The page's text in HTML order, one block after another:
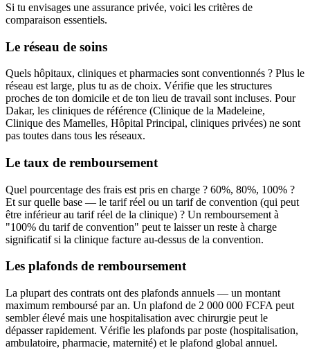
Si tu envisages une assurance privée, voici les critères de
comparaison essentiels.
Le réseau de soins
Quels hôpitaux, cliniques et pharmacies sont conventionnés ? Plus le
réseau est large, plus tu as de choix. Vérifie que les structures
proches de ton domicile et de ton lieu de travail sont incluses. Pour
Dakar, les cliniques de référence (Clinique de la Madeleine,
Clinique des Mamelles, Hôpital Principal, cliniques privées) ne sont
pas toutes dans tous les réseaux.
Le taux de remboursement
Quel pourcentage des frais est pris en charge ? 60%, 80%, 100% ?
Et sur quelle base — le tarif réel ou un tarif de convention (qui peut
être inférieur au tarif réel de la clinique) ? Un remboursement à
"100% du tarif de convention" peut te laisser un reste à charge
significatif si la clinique facture au-dessus de la convention.
Les plafonds de remboursement
La plupart des contrats ont des plafonds annuels — un montant
maximum remboursé par an. Un plafond de 2 000 000 FCFA peut
sembler élevé mais une hospitalisation avec chirurgie peut le
dépasser rapidement. Vérifie les plafonds par poste (hospitalisation,
ambulatoire, pharmacie, maternité) et le plafond global annuel.